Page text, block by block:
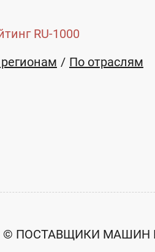
E-mail:
RU-1000
По отраслям
© ПОСТАВЩИКИ МАШИН